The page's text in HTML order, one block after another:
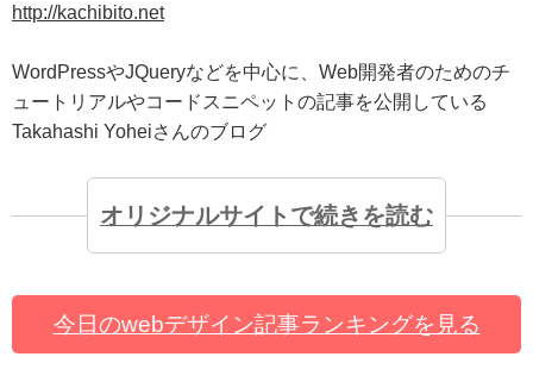
http://kachibito.net
WordPressやJQueryなどを中心に、Web開発者のためのチ
ュートリアルやコードスニペットの記事を公開している
Takahashi Yoheiさんのブログ
オリジナルサイトで続きを読む
今日のwebデザイン記事ランキングを見る